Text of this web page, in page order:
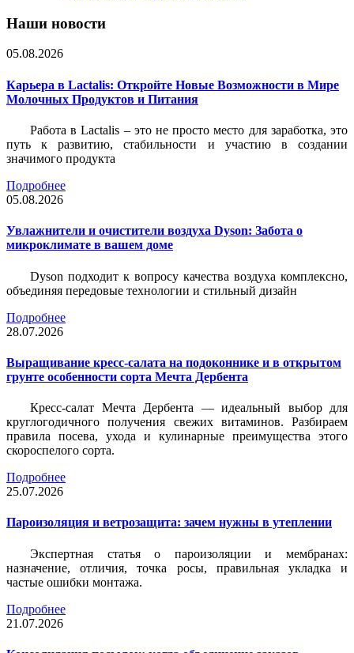
Наши новости
05.08.2026
Карьера в Lactalis: Откройте Новые Возможности в Мире
Молочных Продуктов и Питания
Работа в Lactalis – это не просто место для заработка, это
путь к развитию, стабильности и участию в создании
значимого продукта
Подробнее
05.08.2026
Увлажнители и очистители воздуха Dyson: Забота о
микроклимате в вашем доме
Dyson подходит к вопросу качества воздуха комплексно,
объединяя передовые технологии и стильный дизайн
Подробнее
28.07.2026
Выращивание кресс-салата на подоконнике и в открытом
грунте особенности сорта Мечта Дербента
Кресс-салат Мечта Дербента — идеальный выбор для
круглогодичного получения свежих витаминов. Разбираем
правила посева, ухода и кулинарные преимущества этого
скороспелого сорта.
Подробнее
25.07.2026
Пароизоляция и ветрозащита: зачем нужны в утеплении
Экспертная статья о пароизоляции и мембранах:
назначение, отличия, точка росы, правильная укладка и
частые ошибки монтажа.
Подробнее
21.07.2026